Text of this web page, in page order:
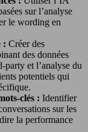
sur l’analyse
le wording en
: Créer des
des données
et l’analyse du
potentiels qui
clés : Identifier
sur les
la performance